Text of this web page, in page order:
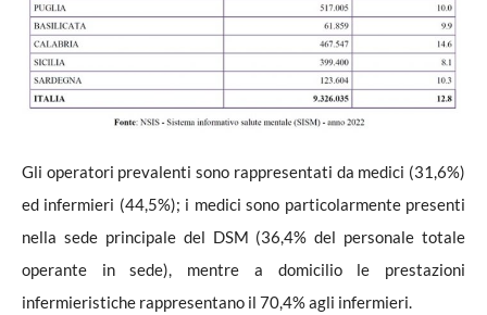
Gli operatori prevalenti sono rappresentati da medici (31,6%)
ed infermieri (44,5%); i medici sono particolarmente presenti
nella sede principale del DSM (36,4% del personale totale
operante in sede), mentre a domicilio le prestazioni
infermieristiche rappresentano il 70,4% agli infermieri.